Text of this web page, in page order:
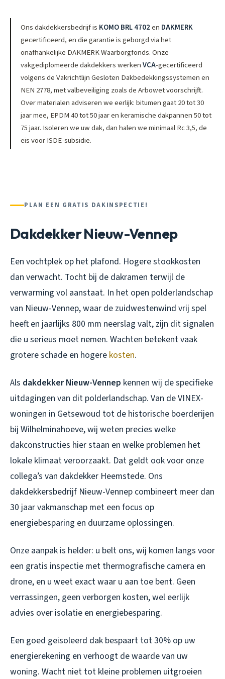
Ons dakdekkersbedrijf is KOMO BRL 4702en DAKMERK
gecertificeerd, en die garantie is geborgd via het
onafhankelijke DAKMERK Waarborgfonds. Onze
vakgediplomeerde dakdekkers werkenVCA-gecertificeerd
volgens de Vakrichtlijn Gesloten Dakbedekkingssystemen en
NEN 2778, met valbeveiliging zoals de Arbowet voorschrijft.
Over materialen adviseren we eerlijk: bitumen gaat 20 tot 30
jaar mee, EPDM 40 tot 50 jaar en keramische dakpannen 50 tot
75 jaar. Isoleren we uw dak, dan halen we minimaal Rc 3,5, de
eis voor ISDE-subsidie.
PLAN EEN GRATIS DAKINSPECTIE!
Dakdekker Nieuw-Vennep
Een vochtplek op het plafond. Hogere stookkosten
dan verwacht. Tocht bij de dakramen terwijl de
verwarming vol aanstaat. In het open polderlandschap
van Nieuw-Vennep, waar de zuidwestenwind vrij spel
heeft en jaarlijks 800 mm neerslag valt, zijn dit signalen
die u serieus moet nemen. Wachten betekent vaak
grotere schade en hogere kosten.
Als dakdekker Nieuw-Vennep kennen wij de specifieke
uitdagingen van dit polderlandschap. Van de VINEX-
woningen in Getsewoud tot de historische boerderijen
bij Wilhelminahoeve, wij weten precies welke
dakconstructies hier staan en welke problemen het
lokale klimaat veroorzaakt. Dat geldt ook voor onze
collega’s van dakdekker Heemstede. Ons
dakdekkersbedrijf Nieuw-Vennep combineert meer dan
30 jaar vakmanschap met een focus op
energiebesparing en duurzame oplossingen.
Onze aanpak is helder: u belt ons, wij komen langs voor
een gratis inspectie met thermografische camera en
drone, en u weet exact waar u aan toe bent. Geen
verrassingen, geen verborgen kosten, wel eerlijk
advies over isolatie en energiebesparing.
Een goed geisoleerd dak bespaart tot 30% op uw
energierekening en verhoogt de waarde van uw
woning. Wacht niet tot kleine problemen uitgroeien